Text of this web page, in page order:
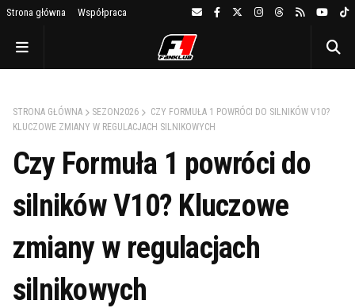
Strona główna Współpraca
STRONA GŁÓWNA SEZON2026
CZY FORMUŁA 1 POWRÓCI DO SILNIKÓW V10?
KLUCZOWE ZMIANY W REGULACJACH SILNIKOWYCH
Czy Formuła 1 powróci do
silników V10? Kluczowe
zmiany w regulacjach
silnikowych